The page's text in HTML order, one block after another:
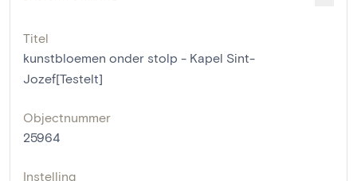
Titel
kunstbloemen onder stolp - Kapel Sint-
Jozef[Testelt]
Objectnummer
25964
Instelling